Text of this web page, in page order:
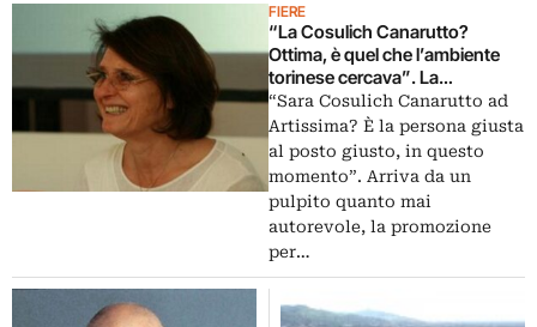
FIERE
“La Cosulich Canarutto?
Ottima, è quel che l’ambiente
torinese cercava”. La
promozione di Silvia Evangelisti,
ancora nel limbo di Arte Fiera
“Sara Cosulich Canarutto ad
Artissima? È la persona giusta
al posto giusto, in questo
momento”. Arriva da un
pulpito quanto mai
autorevole, la promozione
per…